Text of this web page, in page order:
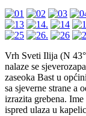
Vrh Sveti Ilija (N
nalaze se
zaseoka Bast u
sa sjeverne strane a
izrazita grebena.
ispred ulaza u